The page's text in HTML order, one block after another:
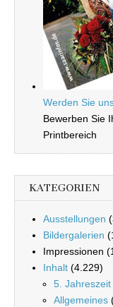
Werden Sie
Bewerben Sie
Printbereich
KATEGORIEN
Ausstellungen
Bildergalerien
Impressionen
Inhalt (4.229)
5. Jahreszeit
Allgemeines